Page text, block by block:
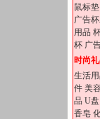
鼠标垫
广告杯
用品
杯 广
时尚
生活
件 美
品 U盘
香皂